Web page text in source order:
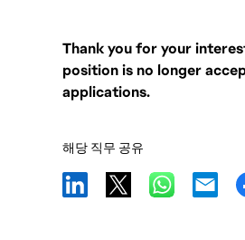
Thank you for your
position is no longer
applications.
해당 직무 공유